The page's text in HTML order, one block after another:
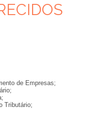
de Empresas;
Tributário;